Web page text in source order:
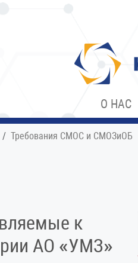
О НАС
Требования СМОС и СМОЗиОБ
к
АО «УМЗ»